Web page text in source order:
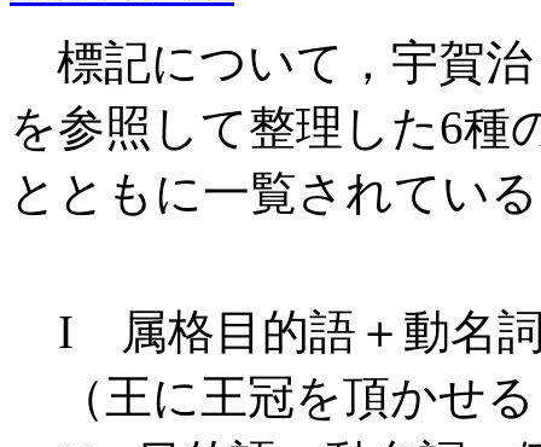
標記について，宇賀治
を参照して整理した6種
とともに一覧されてい
I 属格目的語＋動名詞
（王に王冠を頂かせ